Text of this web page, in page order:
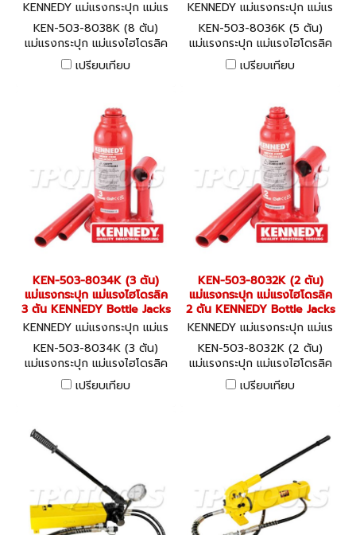
KENNEDY แม่แรงกระปุก แม่แร
งไฮโดรลิค KEN-503-8038K
KEN-503-8038K (8 ตัน)
แม่แรงกระปุก แม่แรงไฮโดรลิค
8 ตัน KENNEDY Bottle Jacks
เปรียบเทียบ
KENNEDY แม่แรงกระปุก แม่แร
งไฮโดรลิค KEN-503-8036K
KEN-503-8036K (5 ตัน)
แม่แรงกระปุก แม่แรงไฮโดรลิค
5 ตัน KENNEDY Bottle Jacks
เปรียบเทียบ
KEN-503-8034K (3 ตัน)
แม่แรงกระปุก แม่แรงไฮโดรลิค
3 ตัน KENNEDY Bottle Jacks
KENNEDY แม่แรงกระปุก แม่แร
งไฮโดรลิค KEN-503-8034K
KEN-503-8034K (3 ตัน)
แม่แรงกระปุก แม่แรงไฮโดรลิค
3 ตัน KENNEDY Bottle Jacks
เปรียบเทียบ
KEN-503-8032K (2 ตัน)
แม่แรงกระปุก แม่แรงไฮโดรลิค
2 ตัน KENNEDY Bottle Jacks
KENNEDY แม่แรงกระปุก แม่แร
งไฮโดรลิค KEN-503-8032K
KEN-503-8032K (2 ตัน)
แม่แรงกระปุก แม่แรงไฮโดรลิค
2 ตัน KENNEDY Bottle Jacks
เปรียบเทียบ